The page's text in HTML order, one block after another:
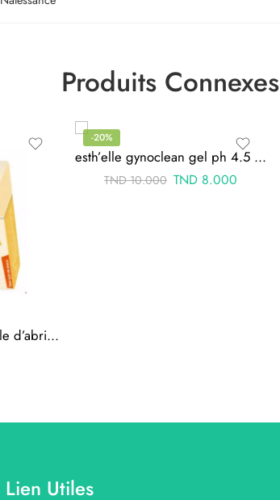
Produits Connexes
bio orient savon a l’huile d’abricot anti taches 90g
-20%
esth’elle gynoclean gel ph 4.5 120ml
TND10.000 TND 8.000
Lien Utiles